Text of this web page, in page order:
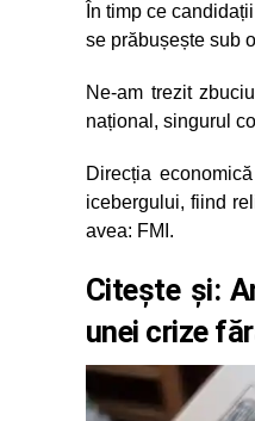
În timp ce
se prăbușește sub
Ne-am trezit
național, singurul
Direcția
icebergului, fiind
avea: FMI.
Citește și:
unei crize